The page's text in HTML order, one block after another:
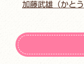
加藤武雄（かとう